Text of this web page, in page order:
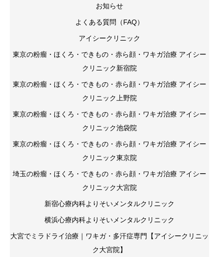
お知らせ
よくある質問（FAQ）
アイシークリニック
東京の粉瘤・ほくろ・できもの・赤ら顔・ワキガ治療 アイシー
クリニック新宿院
東京の粉瘤・ほくろ・できもの・赤ら顔・ワキガ治療 アイシー
クリニック上野院
東京の粉瘤・ほくろ・できもの・赤ら顔・ワキガ治療 アイシー
クリニック池袋院
東京の粉瘤・ほくろ・できもの・赤ら顔・ワキガ治療 アイシー
クリニック東京院
埼玉の粉瘤・ほくろ・できもの・赤ら顔・ワキガ治療 アイシー
クリニック大宮院
新宿心療内科よりそいメンタルクリニック
横浜心療内科よりそいメンタルクリニック
大宮でミラドライ治療｜ワキガ・多汗症専門【アイシークリニッ
ク大宮院】